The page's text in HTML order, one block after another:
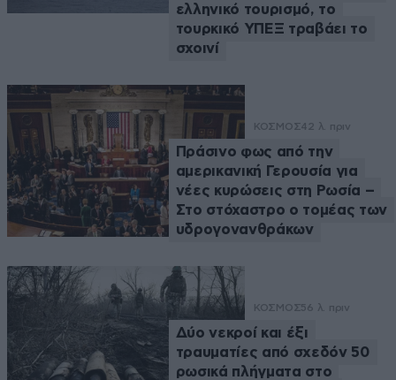
ελληνικό τουρισμό, το
τουρκικό ΥΠΕΞ τραβάει το
σχοινί
ΚΟΣΜΟΣ42 λ. πριν
Πράσινο φως από την
αμερικανική Γερουσία για
νέες κυρώσεις στη Ρωσία –
Στο στόχαστρο ο τομέας των
υδρογονανθράκων
ΚΟΣΜΟΣ56 λ. πριν
Δύο νεκροί και έξι
τραυματίες από σχεδόν 50
ρωσικά πλήγματα στο